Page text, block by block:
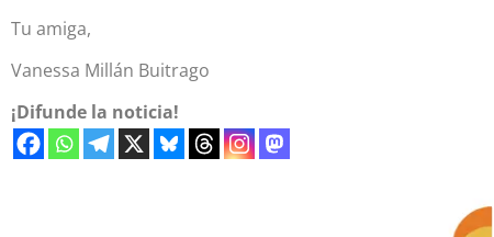
Tu amiga,
Vanessa Millán Buitrago
¡Difunde la noticia!